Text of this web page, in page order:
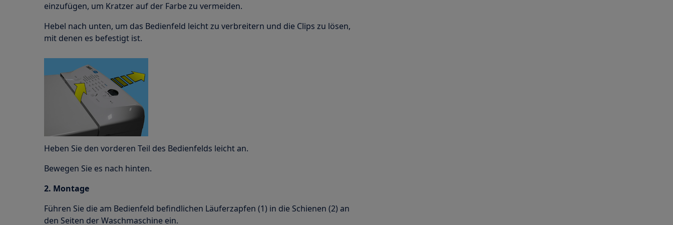
einzufügen, um Kratzer auf der Farbe zu vermeiden.
Hebel nach unten, um das Bedienfeld leicht zu verbreitern und die Clips zu lösen,
mit denen es befestigt ist.
Heben Sie den vorderen Teil des Bedienfelds leicht an.
Bewegen Sie es nach hinten.
2. Montage
Führen Sie die am Bedienfeld befindlichen Läuferzapfen (1) in die Schienen (2) an
den Seiten der Waschmaschine ein.